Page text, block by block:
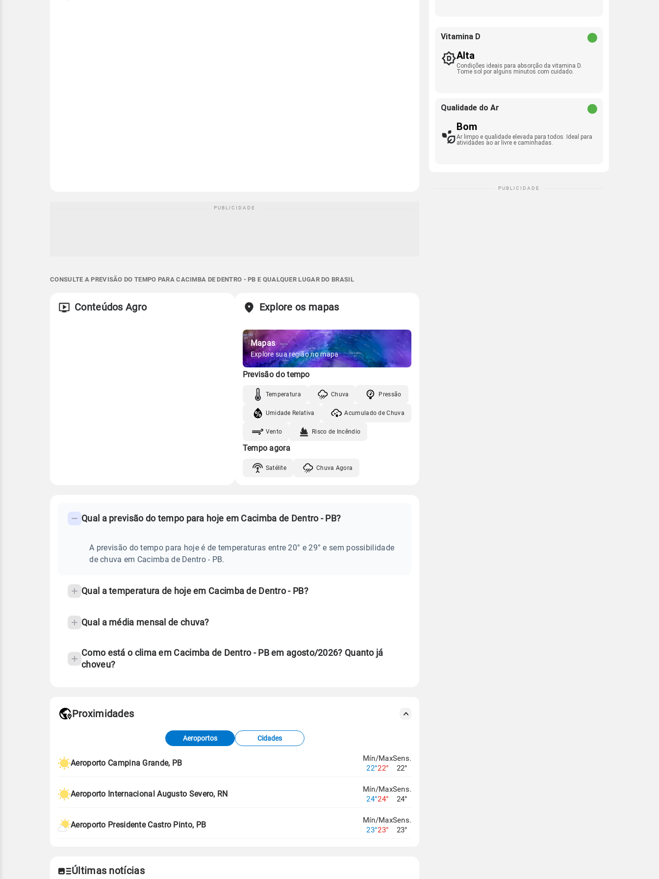
CONSULTE A PREVISÃO DO TEMPO PARA CACIMBA DE DENTRO - PB E QUALQUER LUGAR DO BRASIL
Conteúdos Agro Explore os mapas
Mapas
Explore sua região no mapa
Previsão do tempo
Temperatura Chuva Pressão
Umidade Relativa Acumulado de Chuva
Vento Risco de Incêndio
Tempo agora
Satélite Chuva Agora
PREVISÃO
frequentes
temperatura
Qual a previsão do tempo para hoje em Cacimba de Dentro - PB?
A previsão do tempo para hoje é de temperaturas entre 20° e 29° e sem possibilidade
de chuva em Cacimba de Dentro - PB.
Qual a temperatura de hoje em Cacimba de Dentro - PB?
Qual a média mensal de chuva?
Como está o clima em Cacimba de Dentro - PB em agosto/2026? Quanto já
choveu?
de Tempo e Estudos Climáticos (CPTEC).
Proximidades
Aeroportos Cidades
Aeroporto Campina Grande, PB
Mín/Max
22°22°
Sens.
22°
Aeroporto Internacional Augusto Severo, RN
Mín/Max
24°24°
Sens.
24°
Aeroporto Presidente Castro Pinto, PB
Mín/Max
23°23°
Sens.
23°
Últimas notícias
Vitamina D
Alta
Condições ideais para absorção da vitamina D.
Tome sol por alguns minutos com cuidado.
Qualidade do Ar
Bom
Ar limpo e qualidade elevada para todos. Ideal para
atividades ao ar livre e caminhadas.